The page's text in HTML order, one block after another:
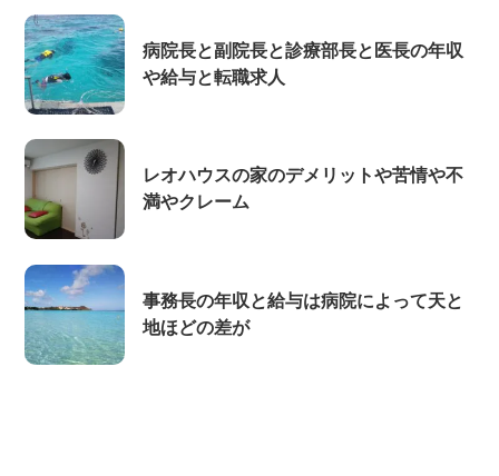
病院長と副院長と診療部長と医長の年収
や給与と転職求人
レオハウスの家のデメリットや苦情や不
満やクレーム
事務長の年収と給与は病院によって天と
地ほどの差が